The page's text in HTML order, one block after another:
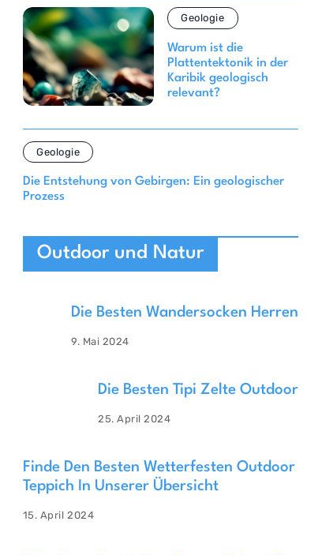
Geologie
Warum ist die
Plattentektonik in der
Karibik geologisch
relevant?
Geologie
Die Entstehung von Gebirgen: Ein geologischer
Prozess
Outdoor und Natur
Die Besten Wandersocken Herren
9. Mai 2024
Die Besten Tipi Zelte Outdoor
25. April 2024
Finde Den Besten Wetterfesten Outdoor
Teppich In Unserer Übersicht
15. April 2024